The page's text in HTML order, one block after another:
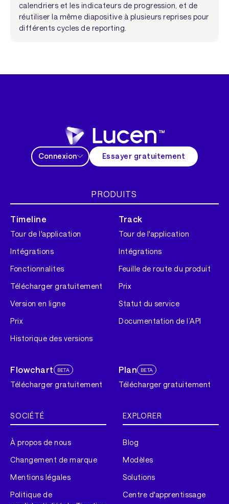
calendriers et les indicateurs de progression, et de
réutiliser la même diapositive à plusieurs reprises pour
différents cycles de reporting.
Connexion Essayer gratuitement
PRODUITS
Timeline
Tour de l'application
Intégrations
Fonctionnalites
Télécharger gratuitement
Version en ligne
Prix
Historique des versions
Track
Tour de l'application
Intégrations
Feuille de route du produit
Prix
Statut du service
Documentation de l’API
Flowchart BETA
Télécharger gratuitement
Plan BETA
Télécharger gratuitement
SOCIÉTÉ
À propos de nous
Changement de marque
Mentions légales
Politique de
EXPLORER
Blog
Modèles
Solutions
Centre d'apprentissage